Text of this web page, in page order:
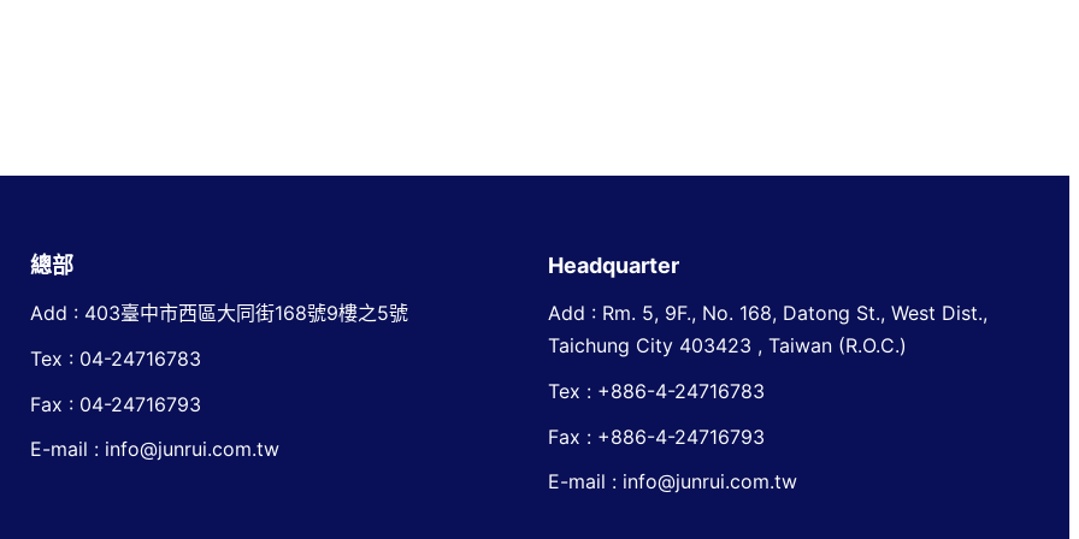
總部
Add : 403臺中市西區大同街168號9樓之5號
Tex : 04-24716783
Fax : 04-24716793
E-mail : info@junrui.com.tw
Headquarter
Add : Rm. 5, 9F., No. 168, Datong St., West Dist.,
Taichung City 403423 , Taiwan (R.O.C.)
Tex : +886-4-24716783
Fax : +886-4-24716793
E-mail : info@junrui.com.tw